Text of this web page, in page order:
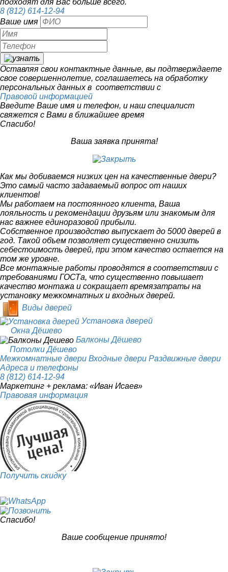
8 (812) 614-12-94
Ваше имя
Оставляя свои контактные данные, вы подтверждаете
свое совершеннолетие, соглашаетесь на обработку
персональных данных в соответствии с
Правовой информацией
Введите Ваше имя и телефон, и наш специалист
свяжется с Вами в ближайшее время
Спасибо!
Ваша заявка принята!
Как мы добиваемся низких цен на качественные двери?
Это самый часто задаваемый вопрос от наших
клиентов!
Мы работаем на постоянного клиента, Ваша
лояльность и рекомендации друзьям или знакомым для
нас важнее единоразовой прибыли.
Собственное производство выпускает до 5000 дверей в
год. Такой объем позволяет существенно снизить
себестоимость дверей, при этом качество остается на
том же уровне.
Все монтажные работы проводятся в соответствии с
требованиями ГОСТа, что существенно повышает
качество монтажа и сокращает времязатраты на
установку межкомнатных и входных дверей.
Виды дверей
Установка дверей
Окна Дёшево
Балконы Дёшево
Потолки Дёшево
Межкомнатные двери Входные двери Раздвижные двери
Адреса и телефоны
8 (812) 614-12-94
Маркетинг + реклама: «Иван Исаев»
Правовая информация
Получить скидку
Спасибо!
Ваше сообщение принято!